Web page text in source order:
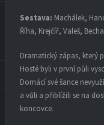
Sestava: Machálek,
Říha, Krejčíř, Valeš,
Dramatický zápas, který
Hosté byli v první půli
Domácí své šance
a vůli a přiblížili se na
koncovce.